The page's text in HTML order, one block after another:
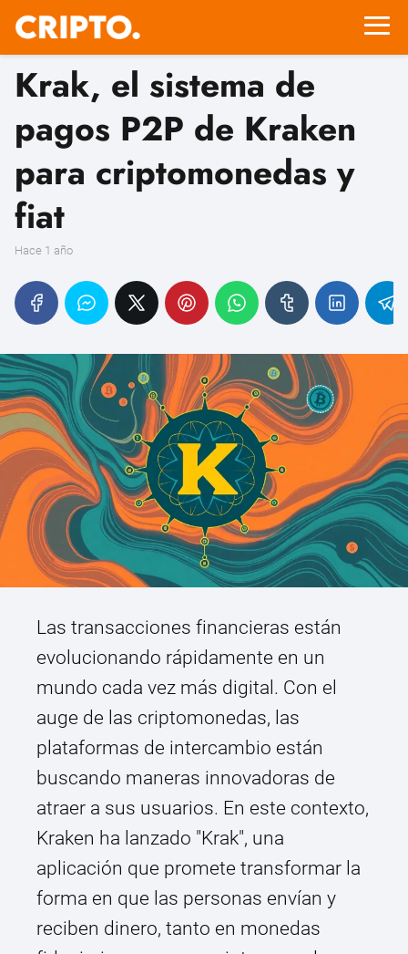
Krak, el sistema de
pagos P2P de Kraken
para criptomonedas y
fiat
hace 1 año
Las transacciones financieras están
evolucionando rápidamente en un
mundo cada vez más digital. Con el
auge de las criptomonedas, las
plataformas de intercambio están
buscando maneras innovadoras de
atraer a sus usuarios. En este contexto,
Kraken ha lanzado "Krak", una
aplicación que promete transformar la
forma en que las personas envían y
reciben dinero, tanto en monedas